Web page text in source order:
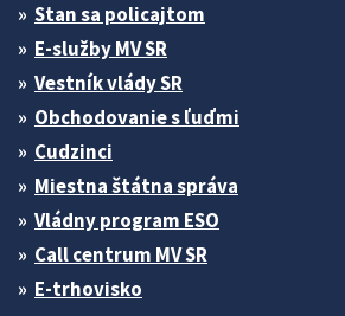
Stan sa policajtom
E-služby MV SR
Vestník vlády SR
Obchodovanie s ľuďmi
Cudzinci
Miestna štátna správa
Vládny program ESO
Call centrum MV SR
E-trhovisko